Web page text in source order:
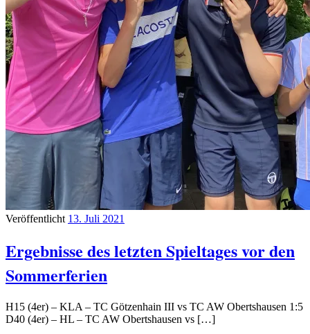
Veröffentlicht 13. Juli 2021
Ergebnisse des letzten Spieltages vor den
Sommerferien
H15 (4er) – KLA – TC Götzenhain III vs TC AW Obertshausen 1:5
D40 (4er) – HL – TC AW Obertshausen vs […]